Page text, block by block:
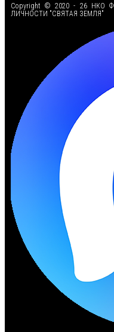
Copyright © 2020 - 26 НКО
ЛИЧНОСТИ "СВЯТАЯ ЗЕМЛЯ"